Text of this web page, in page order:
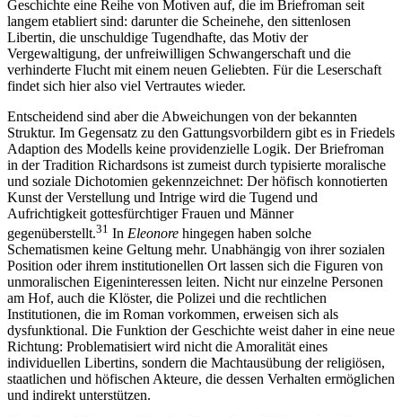
Geschichte eine Reihe von Motiven auf, die im Briefroman seit
langem etabliert sind: darunter die Scheinehe, den sittenlosen
Libertin, die unschuldige Tugendhafte, das Motiv der
Vergewaltigung, der unfreiwilligen Schwangerschaft und die
verhinderte Flucht mit einem neuen Geliebten. Für die Leserschaft
findet sich hier also viel Vertrautes wieder.
Entscheidend sind aber die Abweichungen von der bekannten
Struktur. Im Gegensatz zu den Gattungsvorbildern gibt es in Friedels
Adaption des Modells keine providenzielle Logik. Der Briefroman
in der Tradition Richardsons ist zumeist durch typisierte moralische
und soziale Dichotomien gekennzeichnet: Der höfisch konnotierten
Kunst der Verstellung und Intrige wird die Tugend und
Aufrichtigkeit gottesfürchtiger Frauen und Männer
gegenüberstellt.31 In Eleonore hingegen haben solche
Schematismen keine Geltung mehr. Unabhängig von ihrer sozialen
Position oder ihrem institutionellen Ort lassen sich die Figuren von
unmoralischen Eigeninteressen leiten. Nicht nur einzelne Personen
am Hof, auch die Klöster, die Polizei und die rechtlichen
Institutionen, die im Roman vorkommen, erweisen sich als
dysfunktional. Die Funktion der Geschichte weist daher in eine neue
Richtung: Problematisiert wird nicht die Amoralität eines
individuellen Libertins, sondern die Machtausübung der religiösen,
staatlichen und höfischen Akteure, die dessen Verhalten ermöglichen
und indirekt unterstützen.